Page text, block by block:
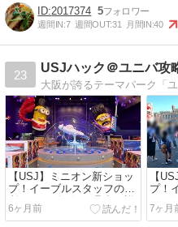
2017374 5
週間IN:7 週間OUT:31 月間IN:40
23
USJハック＠ユニバ攻
【USJ】ミニオン新ショッ
プ！イーブルスタッフの場
所、グッズ、混み具合の詳
細まとめ
6ヶ月前
【
プ！
ドの
ト等
7ヶ月